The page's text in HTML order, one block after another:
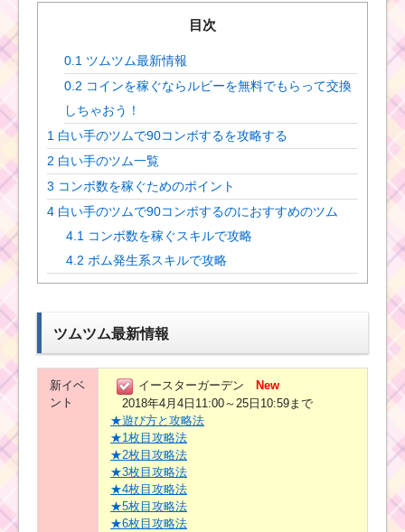
目次
0.1 ツムツム最新情報
0.2 コインを稼ぐならルビーを無料でもらって交換
しちゃおう！
1 白い手のツムで90コンボするを攻略する
2 白い手のツム一覧
3 コンボ数を稼ぐためのポイント
4 白い手のツムで90コンボするのにおすすめのツム
4.1 コンボ数を稼ぐスキルで攻略
4.2 ボム発生系スキルで攻略
ツムツム最新情報
新イベ
ント
イースターガーデン New
2018年4月4日11:00～25日10:59まで
★遊び方と攻略法
★1枚目攻略法
★2枚目攻略法
★3枚目攻略法
★4枚目攻略法
★5枚目攻略法
★6枚目攻略法